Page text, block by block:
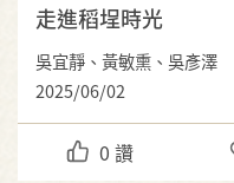
走進稻埕時光
吳宜靜、黃敏熏、吳彥澤
2025/06/02
0 讚